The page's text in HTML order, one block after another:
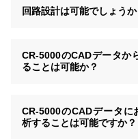
回路設計は可能でしょうか
CR-5000のCADデータか
ることは可能か？
CR-5000のCADデータに
析することは可能ですか？